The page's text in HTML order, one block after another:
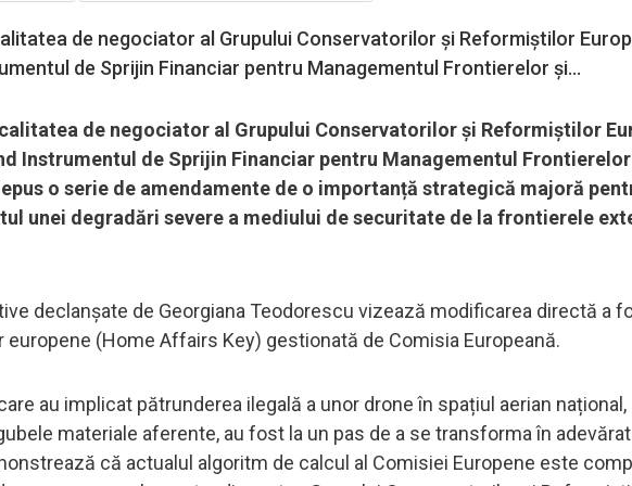
de negociator al Grupului Conservatorilor și Reformiștilor
de Sprijin Financiar pentru Managementul Frontierelor și...
de negociator al Grupului Conservatorilor și Reformiștilor
Instrumentul de Sprijin Financiar pentru Managementul
o serie de amendamente de o importanță strategică majoră
unei degradări severe a mediului de securitate de la frontierele
declanșate de Georgiana Teodorescu vizează modificarea directă a
(Home Affairs Key) gestionată de Comisia Europeană.
au implicat pătrunderea ilegală a unor drone în spațiul aerian național,
materiale aferente, au fost la un pas de a se transforma în
că actualul algoritm de calcul al Comisiei Europene este